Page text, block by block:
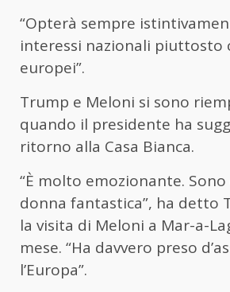
“Opterà sempre
interessi nazionali piuttosto
europei”.
Trump e Meloni si sono
quando il presidente ha
ritorno alla Casa Bianca.
“È molto emozionante.
donna fantastica”, ha detto
la visita di Meloni a Mar-a-
mese. “Ha davvero preso
l’Europa”.